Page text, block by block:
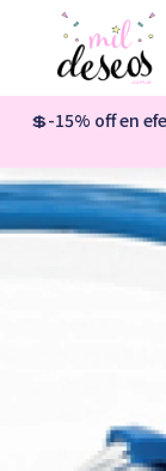
💲-15% off en